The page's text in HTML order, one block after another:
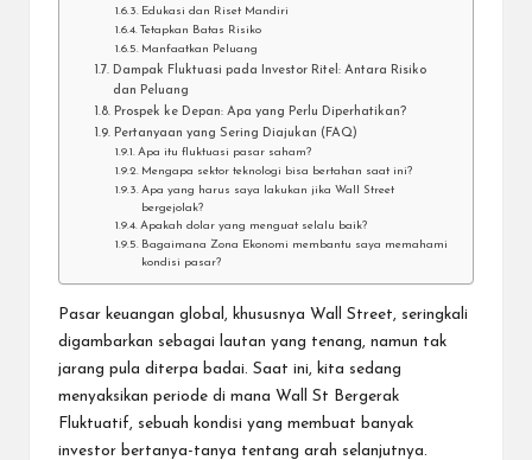
Edukasi dan Riset Mandiri
Tetapkan Batas Risiko
Manfaatkan Peluang
Dampak Fluktuasi pada Investor Ritel: Antara Risiko
dan Peluang
Prospek ke Depan: Apa yang Perlu Diperhatikan?
Pertanyaan yang Sering Diajukan (FAQ)
Apa itu fluktuasi pasar saham?
Mengapa sektor teknologi bisa bertahan saat ini?
Apa yang harus saya lakukan jika Wall Street
bergejolak?
Apakah dolar yang menguat selalu baik?
Bagaimana Zona Ekonomi membantu saya memahami
kondisi pasar?
Pasar keuangan global, khususnya Wall Street, seringkali
digambarkan sebagai lautan yang tenang, namun tak
jarang pula diterpa badai. Saat ini, kita sedang
menyaksikan periode di mana Wall St Bergerak
Fluktuatif , sebuah kondisi yang membuat banyak
investor bertanya-tanya tentang arah selanjutnya.